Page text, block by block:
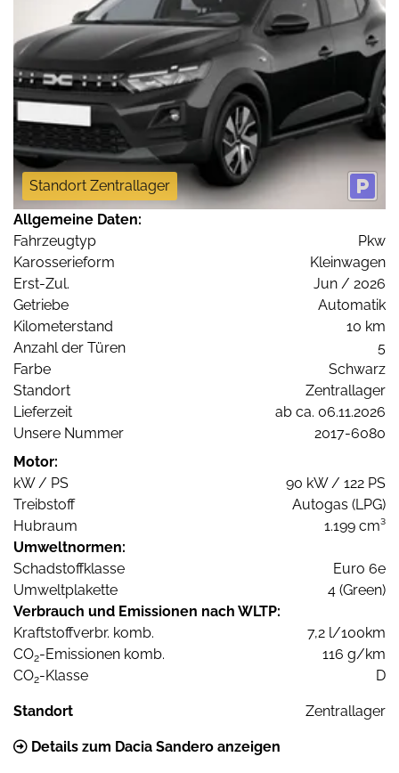
Standort Zentrallager
Allgemeine Daten:
Fahrzeugtyp
Pkw
Karosserieform
Kleinwagen
Erst-Zul.
Jun / 2026
Getriebe
Automatik
Kilometerstand
10 km
Anzahl der Türen
5
Farbe
Schwarz
Standort
Zentrallager
Lieferzeit
ab ca. 06.11.2026
Unsere Nummer
2017-6080
Motor:
kW / PS
90 kW / 122 PS
Treibstoff
Autogas (LPG)
Hubraum
1.199 cm³
Umweltnormen:
Schadstoffklasse
Euro 6e
Umweltplakette
4 (Green)
Verbrauch und Emissionen nach WLTP:
Kraftstoffverbr. komb.
7,2 l/100km
CO2-Emissionen komb.
116 g/km
CO2-Klasse D
Standort Zentrallager
Details zum Dacia Sandero anzeigen